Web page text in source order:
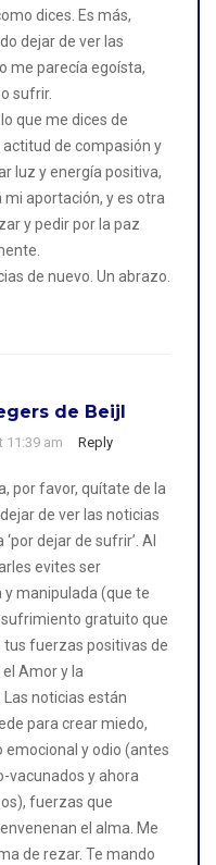
dices. Es más,
dejar de ver las
me parecía egoísta,
sufrir.
que me dices de
de compasión y
luz y energía positiva,
mi aportación, y es otra
y pedir por la paz
de nuevo. Un abrazo.
de Beijl
11:39 am Reply
por favor, quítate de la
de ver las noticias
dejar de sufrir’. Al
evites ser
y manipulada (que te
sufrimiento gratuito que
tus fuerzas positivas de
Amor y la
noticias están
para crear miedo,
emocional y odio (antes
vacunados y ahora
fuerzas que
el alma. Me
de rezar. Te mando